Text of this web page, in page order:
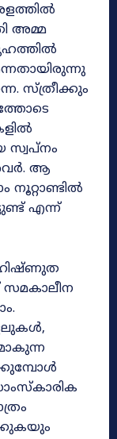
അമ്മ
സ്ത്രീക്കും
സ്വപ്നം
ആ
എന്ന്